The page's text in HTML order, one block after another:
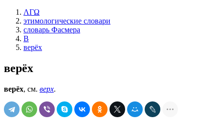
ΛΓΩ
этимологические словари
словарь Фасмера
В
верёх
верёх
верёх, см. верх.